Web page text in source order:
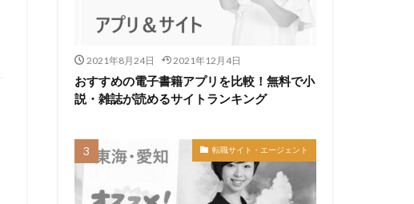
2021年8月24日 2021年12月4日
おすすめの電子書籍アプリを比較！無料で小
説・雑誌が読めるサイトランキング
転職サイト・エージェント